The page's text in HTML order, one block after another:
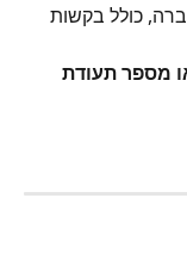
כולל בקשות
מספר תעודת